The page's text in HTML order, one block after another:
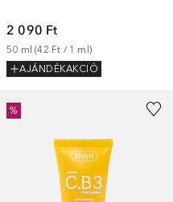
2 090 Ft
50 ml (42 Ft / 1 ml )
AJÁNDÉKAKCIÓ
%